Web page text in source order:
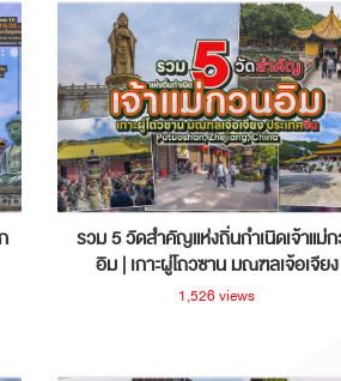
รวม 5 วัดสำคัญแห่งถิ่นกำเนิดเจ้าแม่
อิม | เกาะผู่โถวซาน มณฑลเจ้อเจียง
ประเทศจีน
1,526 views